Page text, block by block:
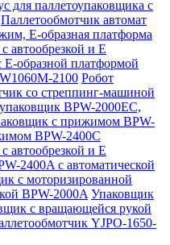
для паллетоупаковщика с
Паллетообмотчик автомат
Е-образная платформа
автообрезкой и Е
Е-образной платформой
2100 Робот
со стреппинг-машиной
BPW-2000EC,
с прижимом BPW-
BPW-2400C
автообрезкой и Е
2400A с автоматической
с моторизированной
BPW-2000A Упаковщик
с вращающейся рукой
YJPO-1650-